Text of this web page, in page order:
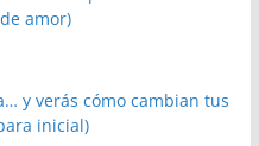
amor)
y verás cómo cambian tus
inicial)